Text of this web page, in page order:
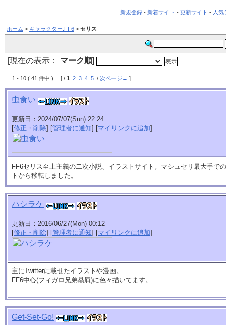
新規登録 - 新着サイト - 更新サイト - 人
ホーム > キャラクター:FF6 > セリス
[現在の表示： マーク順]
1 - 10 ( 41 件中 ) [ / 1 2 3 4 5 / 次ページ→ ]
虫食い
更新日：2024/07/07(Sun) 22:24
[修正・削除] [管理者に通知] [マイリンクに追加]
FF6セリス至上主義の二次小説、イラストサイト。マシュセリ最大手で
トから移転しました。
ハシラケ
更新日：2016/06/27(Mon) 00:12
[修正・削除] [管理者に通知] [マイリンクに追加]
主にTwitterに載せたイラストや漫画。
FF6中心(フィガロ兄弟贔屓)に色々描いてます。
Get-Set-Go!